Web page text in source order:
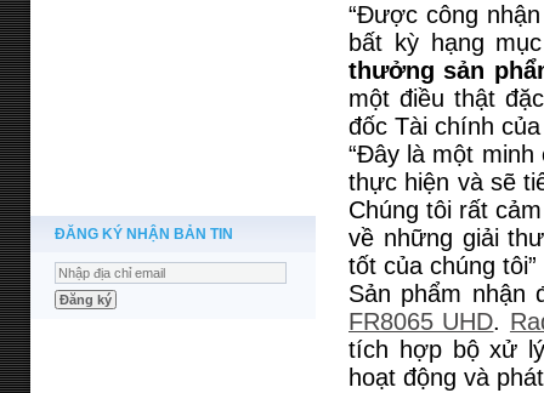
ĐĂNG KÝ NHẬN BẢN TIN
“Được công
bất kỳ hạng
thưởng sản
một điều thật
đốc Tài chính
“Đây là một
thực hiện và sẽ
Chúng tôi rất
về những giải
tốt của chúng tôi”
Sản phẩm nhận
FR8065 UHD.
tích hợp bộ xử
hoạt động và